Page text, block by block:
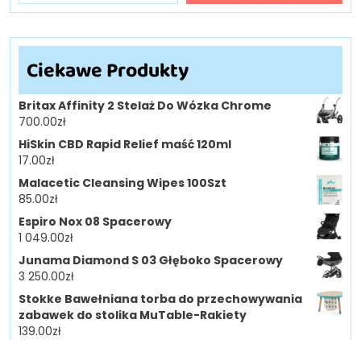
Ciekawe Produkty
Britax Affinity 2 Stelaż Do Wózka Chrome
700.00zł
HiSkin CBD Rapid Relief maść 120ml
17.00zł
Malacetic Cleansing Wipes 100Szt
85.00zł
Espiro Nox 08 Spacerowy
1 049.00zł
Junama Diamond S 03 Głęboko Spacerowy
3 250.00zł
Stokke Bawełniana torba do przechowywania
zabawek do stolika MuTable-Rakiety
139.00zł